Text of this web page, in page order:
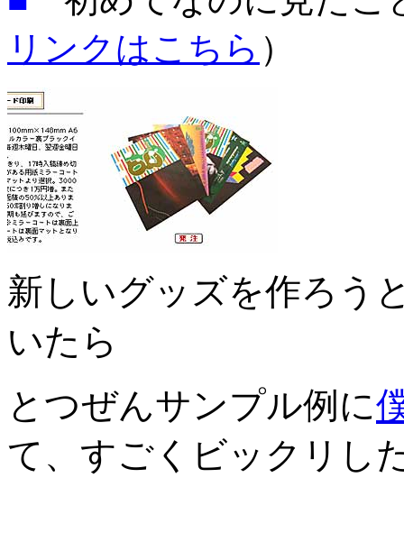
リンクはこちら ）
新しいグッズを作ろう
いたら
とつぜんサンプル例に
て、すごくビックリし